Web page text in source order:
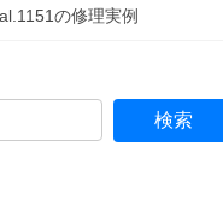
の修理実例